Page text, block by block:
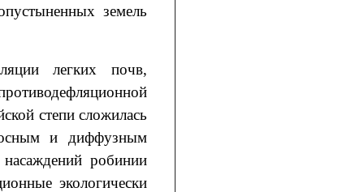
земель
легких почв,
степи сложилась
и диффузным
насаждений робинии
экологически